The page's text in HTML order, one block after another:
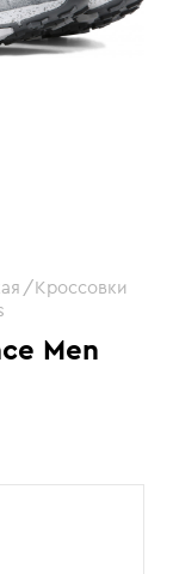
Men
Кроссовки